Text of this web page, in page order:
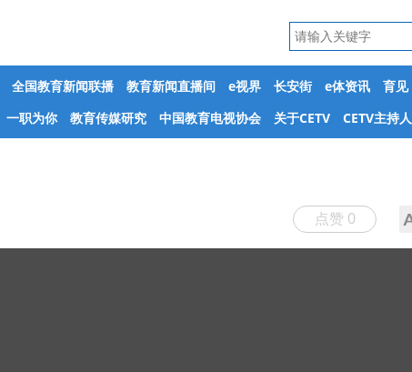
全国教育新闻联播 教育新闻直播间 e视界 长安街 e体资讯 育见
一职为你 教育传媒研究 中国教育电视协会 关于CETV CETV主持人
点赞 0